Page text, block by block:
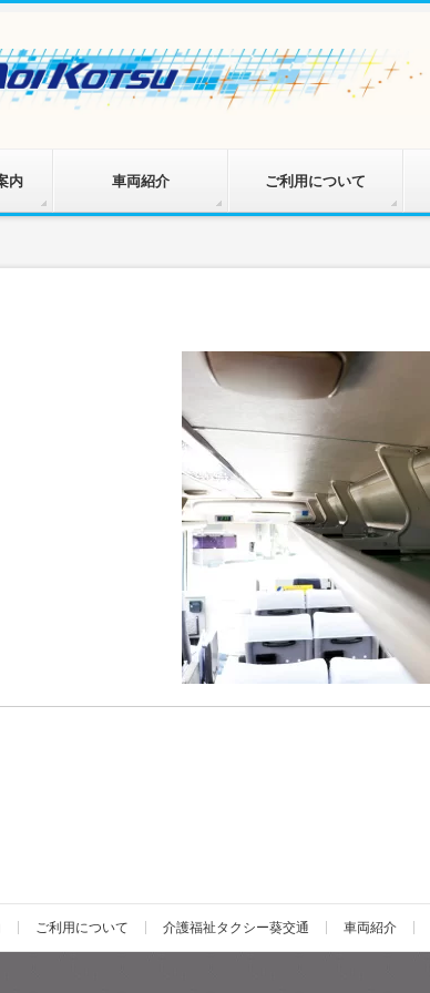
内 車両紹介 ご利用について
ご利用について 介護福祉タクシー葵交通 車両紹介